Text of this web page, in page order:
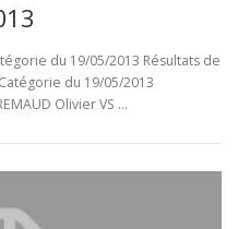
du 19/05/2013 Résultats de
du 19/05/2013
Olivier VS …